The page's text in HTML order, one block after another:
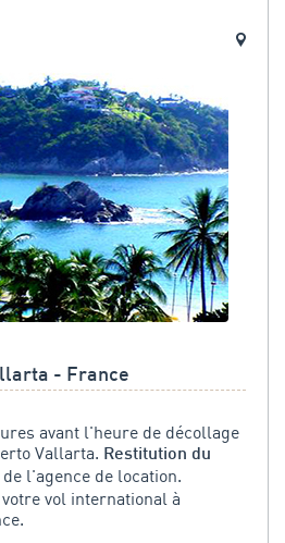
- France
avant l'heure de décollage
Vallarta. Restitution du
l'agence de location.
vol international à